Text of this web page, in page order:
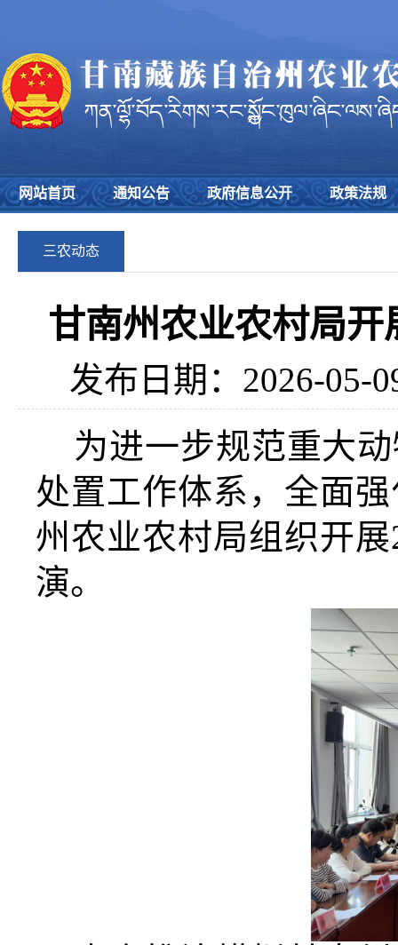
网站首页 通知公告 政府信息公开 政策法规
三农动态
甘南州农业农村局
发布日期：2026-05-
为进一步规范重大
处置工作体系，全面
州农业农村局组织开
演。